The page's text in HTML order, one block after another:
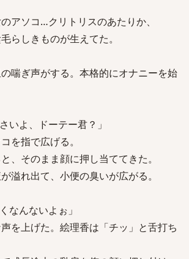
アソコ…クリトリスのあたりか、
らしきものが生えてた。
喘ぎ声がする。本格的にオナニーを始
いよ、ドーテー君？」
を指で広げる。
、そのまま顔に押し当ててきた。
溢れ出て、小便の臭いが広がる。
なんないよぉ」
を上げた。絵理香は「チッ」と舌打ち